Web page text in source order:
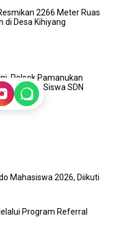
2266 Meter Ruas
di Desa Kihiyang
Polsek Pamanukan
Ratusan Siswa SDN
Mahasiswa 2026, Diikuti
Program Referral